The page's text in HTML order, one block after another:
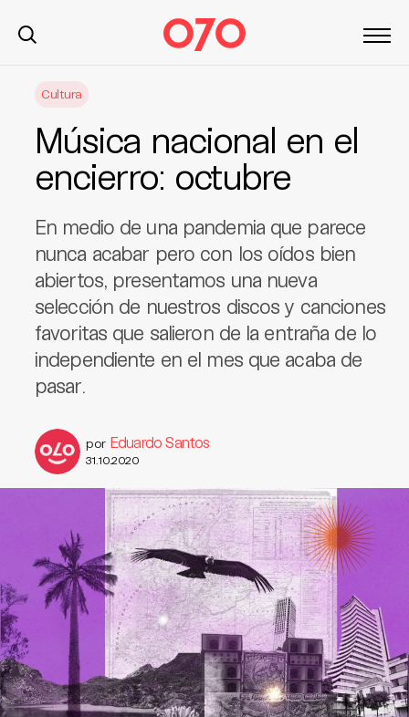
Cultura
Música nacional en el
encierro: octubre
En medio de una pandemia que parece
nunca acabar pero con los oídos bien
abiertos, presentamos una nueva
selección de nuestros discos y canciones
favoritas que salieron de la entraña de lo
independiente en el mes que acaba de
pasar.
por Eduardo Santos
31.10.2020